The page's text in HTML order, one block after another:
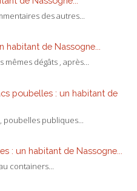
des autres...
habitant de Nassogne...
dégâts , après...
poubelles : un habitant de
poubelles publiques...
: un habitant de Nassogne...
containers...